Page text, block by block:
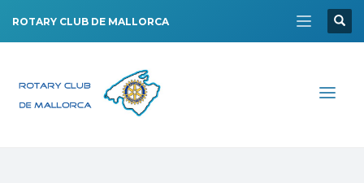
ROTARY CLUB DE MALLORCA